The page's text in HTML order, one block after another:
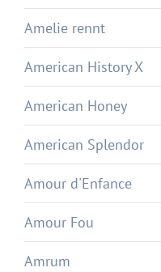
Amelie rennt
American History X
American Honey
American Splendor
Amour d'Enfance
Amour Fou
Amrum